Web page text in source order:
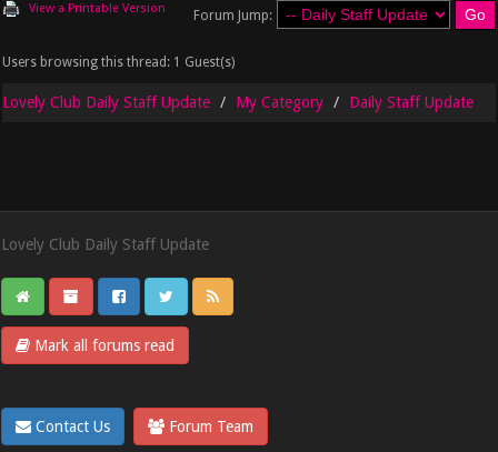
View a Printable Version Forum Jump:
Users browsing this thread: 1 Guest(s)
Lovely Club Daily Staff Update My Category Daily Staff Update
Lovely Club Daily Staff Update
Mark all forums read
Contact Us Forum Team